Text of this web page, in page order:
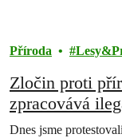
Příroda
Zločin proti
zpracovává
Dnes jsme